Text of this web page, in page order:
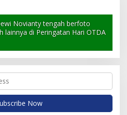
Novianty tengah berfoto
lainnya di Peringatan Hari OTDA